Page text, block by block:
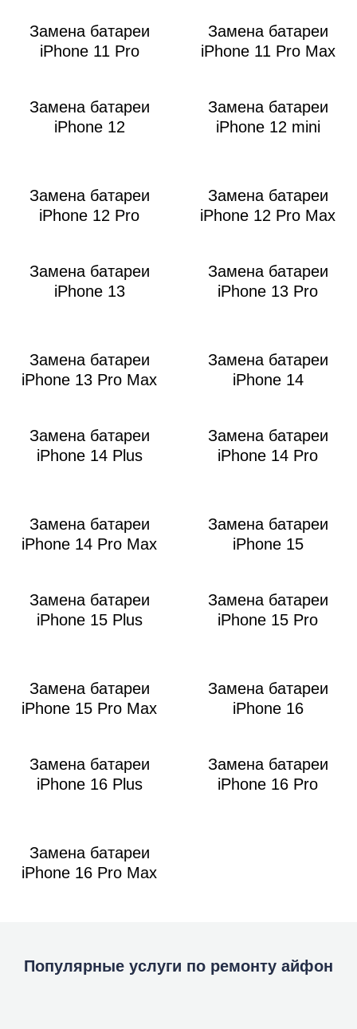
Замена батареи
iPhone 11 Pro
Замена батареи
iPhone 11 Pro Max
Замена батареи
iPhone 12
Замена батареи
iPhone 12 mini
Замена батареи
iPhone 12 Pro
Замена батареи
iPhone 12 Pro Max
Замена батареи
iPhone 13
Замена батареи
iPhone 13 Pro
Замена батареи
iPhone 13 Pro Max
Замена батареи
iPhone 14
Замена батареи
iPhone 14 Plus
Замена батареи
iPhone 14 Pro
Замена батареи
iPhone 14 Pro Max
Замена батареи
iPhone 15
Замена батареи
iPhone 15 Plus
Замена батареи
iPhone 15 Pro
Замена батареи
iPhone 15 Pro Max
Замена батареи
iPhone 16
Замена батареи
iPhone 16 Plus
Замена батареи
iPhone 16 Pro
Замена батареи
iPhone 16 Pro Max
Популярные услуги по ремонту айфон